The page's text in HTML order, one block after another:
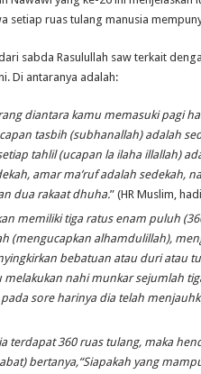
setiap ruas tulang manusia
sabda Rasulullah saw terkait
Di antaranya adalah:
diantara kamu memasuki pagi
tasbih (subhanallah) adalah
tahlil (ucapan la ilaha illallah)
amar ma’ruf adalah sedekah,
dua rakaat dhuha.” (HR Muslim,
memiliki tiga ratus enam puluh
(mengucapkan alhamdulillah),
bebatuan atau duri atau
melakukan nahi munkar sejumlah
sore harinya dia telah
terdapat 360 ruas tulang, maka
bertanya,“Siapakah yang